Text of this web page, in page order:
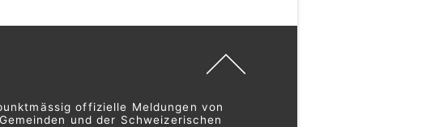
offizielle Meldungen von
und der Schweizerischen